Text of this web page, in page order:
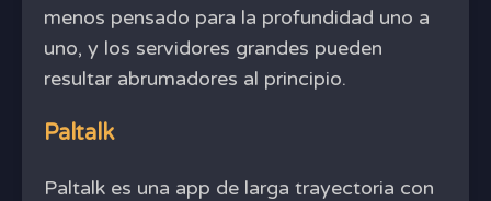
menos pensado para la profundidad uno a
uno, y los servidores grandes pueden
resultar abrumadores al principio.
Paltalk
Paltalk es una app de larga trayectoria con